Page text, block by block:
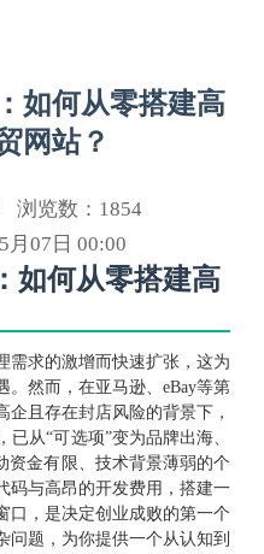
如何从零搭建高
网站？
浏览数：1854
月07日 00:00
如何从零搭建高
需求的激增而快速扩张，这为
。然而，在亚马逊、eBay等第
且存在封店风险的背景下，
，已从“可选项”变为品牌出海、
资金有限、技术背景薄弱的个
码与高昂的开发费用，搭建一
口，是决定创业成败的第一个
问题，为你提供一个从认知到